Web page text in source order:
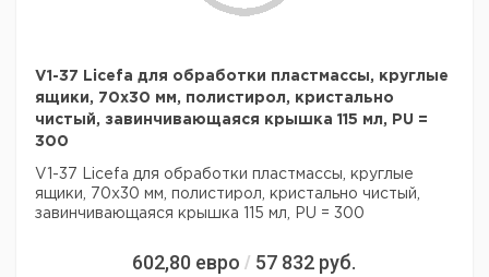
V1-37 Licefa для обработки пластмассы, круглые
ящики, 70х30 мм, полистирол, кристально
чистый, завинчивающаяся крышка 115 мл, PU =
300
V1-37 Licefa для обработки пластмассы, круглые
ящики, 70х30 мм, полистирол, кристально чистый,
завинчивающаяся крышка 115 мл, PU = 300
602,80 евро / 57 832 руб.